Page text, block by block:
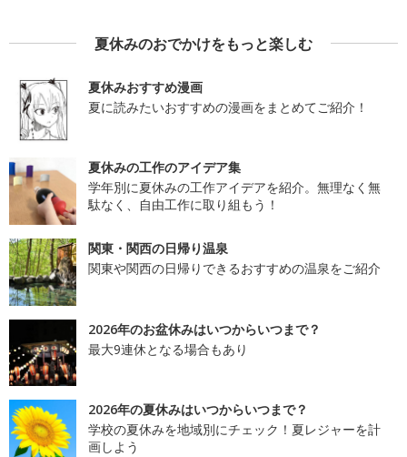
夏休みのおでかけをもっと楽しむ
夏休みおすすめ漫画
夏に読みたいおすすめの漫画をまとめてご紹介！
夏休みの工作のアイデア集
学年別に夏休みの工作アイデアを紹介。無理なく無
駄なく、自由工作に取り組もう！
関東・関西の日帰り温泉
関東や関西の日帰りできるおすすめの温泉をご紹介
2026年のお盆休みはいつからいつまで？
最大9連休となる場合もあり
2026年の夏休みはいつからいつまで？
学校の夏休みを地域別にチェック！夏レジャーを計
画しよう